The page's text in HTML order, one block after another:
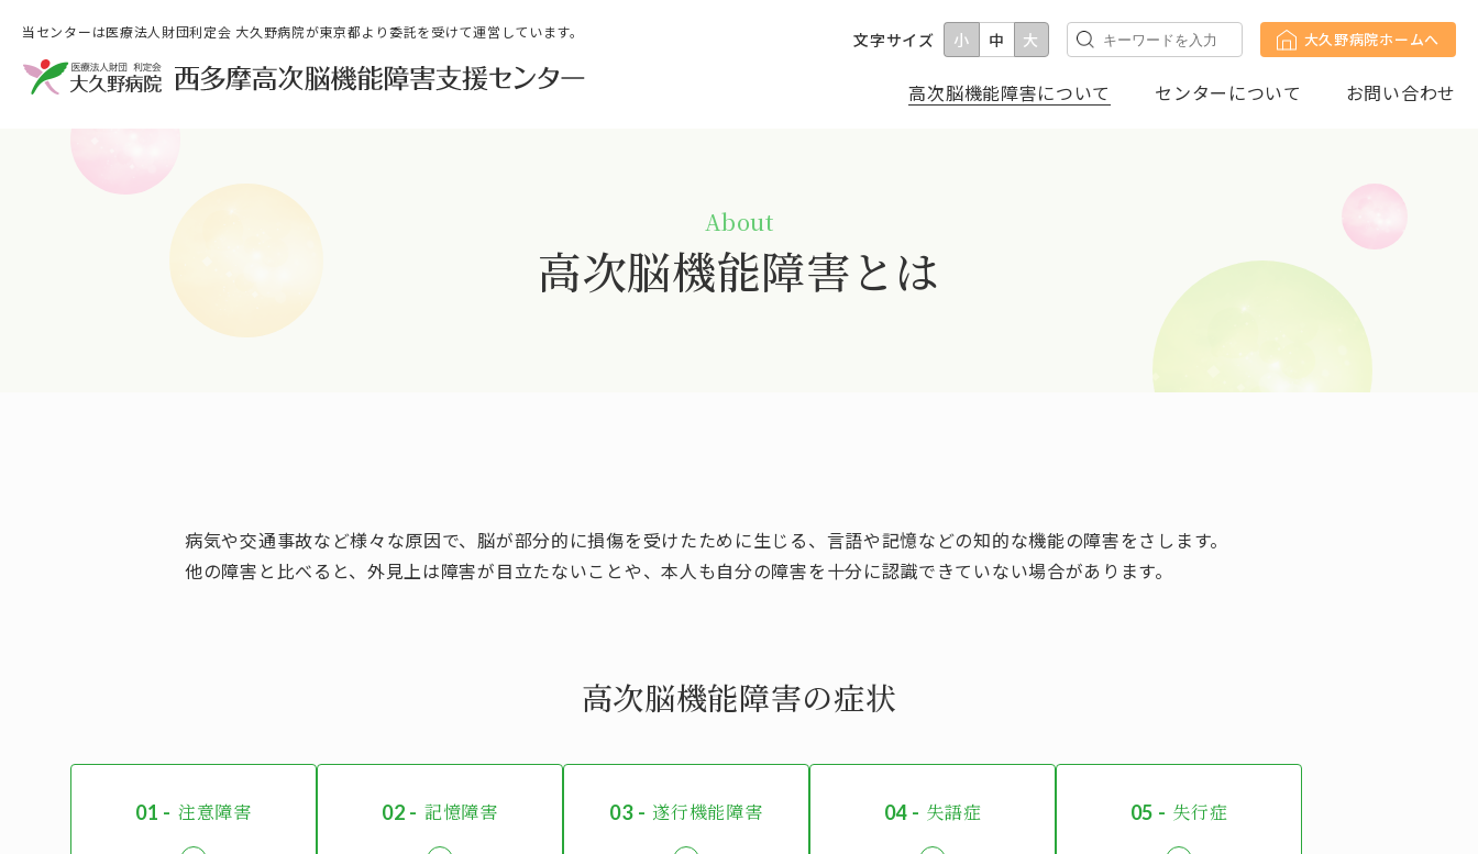
当センターは医療法人財団利定会 大久野病院が東京都より委託を受けて運営しています。 文字サイズ 小 中 大 大久野病院ホームへ
高次脳機能障害について センターについて お問い合わせ
高次脳機能障害とは
病気や交通事故など様々な原因で、脳が部分的に損傷を受けたために生じる、言語や記憶などの知的な機能の障害をさします。
他の障害と比べると、外見上は障害が目立たないことや、本人も自分の障害を十分に認識できていない場合があります。
高次脳機能障害の症状
注意障害 記憶障害 遂行機能障害 失語症 失行症